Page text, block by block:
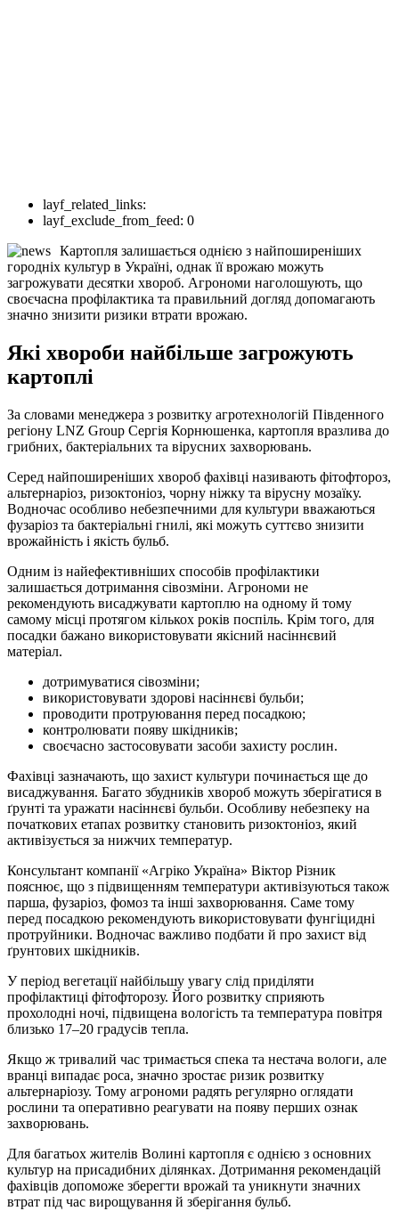
layf_related_links:
layf_exclude_from_feed: 0
Картопля залишається однією з найпоширеніших
городніх культур в Україні, однак її врожаю можуть
загрожувати десятки хвороб. Агрономи наголошують, що
своєчасна профілактика та правильний догляд допомагають
значно знизити ризики втрати врожаю.
Які хвороби найбільше загрожують
картоплі
За словами менеджера з розвитку агротехнологій Південного
регіону LNZ Group Сергія Корнюшенка, картопля вразлива до
грибних, бактеріальних та вірусних захворювань.
Серед найпоширеніших хвороб фахівці називають фітофтороз,
альтернаріоз, ризоктоніоз, чорну ніжку та вірусну мозаїку.
Водночас особливо небезпечними для культури вважаються
фузаріоз та бактеріальні гнилі, які можуть суттєво знизити
врожайність і якість бульб.
Одним із найефективніших способів профілактики
залишається дотримання сівозміни. Агрономи не
рекомендують висаджувати картоплю на одному й тому
самому місці протягом кількох років поспіль. Крім того, для
посадки бажано використовувати якісний насіннєвий
матеріал.
дотримуватися сівозміни;
використовувати здорові насіннєві бульби;
проводити протруювання перед посадкою;
контролювати появу шкідників;
своєчасно застосовувати засоби захисту рослин.
Фахівці зазначають, що захист культури починається ще до
висаджування. Багато збудників хвороб можуть зберігатися в
ґрунті та уражати насіннєві бульби. Особливу небезпеку на
початкових етапах розвитку становить ризоктоніоз, який
активізується за нижчих температур.
Консультант компанії «Агріко Україна» Віктор Різник
пояснює, що з підвищенням температури активізуються також
парша, фузаріоз, фомоз та інші захворювання. Саме тому
перед посадкою рекомендують використовувати фунгіцидні
протруйники. Водночас важливо подбати й про захист від
ґрунтових шкідників.
У період вегетації найбільшу увагу слід приділяти
профілактиці фітофторозу. Його розвитку сприяють
прохолодні ночі, підвищена вологість та температура повітря
близько 17–20 градусів тепла.
Якщо ж тривалий час тримається спека та нестача вологи, але
вранці випадає роса, значно зростає ризик розвитку
альтернаріозу. Тому агрономи радять регулярно оглядати
рослини та оперативно реагувати на появу перших ознак
захворювань.
Для багатьох жителів Волині картопля є однією з основних
культур на присадибних ділянках. Дотримання рекомендацій
фахівців допоможе зберегти врожай та уникнути значних
втрат під час вирощування й зберігання бульб.